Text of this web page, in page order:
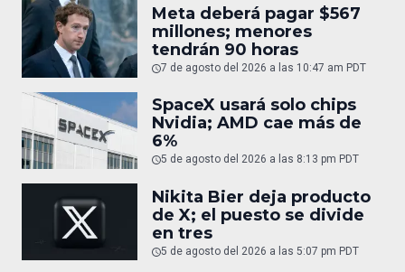
Meta deberá pagar $567
millones; menores
tendrán 90 horas
7 de agosto del 2026 a las 10:47 am PDT
SpaceX usará solo chips
Nvidia; AMD cae más de
6%
5 de agosto del 2026 a las 8:13 pm PDT
Nikita Bier deja producto
de X; el puesto se divide
en tres
5 de agosto del 2026 a las 5:07 pm PDT